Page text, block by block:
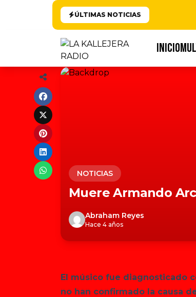
ÚLTIMAS NOTICIAS
INICIO
NOTICIAS
Muere Armando
Abraham Reyes
Hace 4 años
El músico fue diagnosticado
no han confirmado la causa